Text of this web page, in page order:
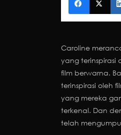
Caroline
yang
film berwarna.
terinspirasi oleh
yang mereka
terkenal. Dan
telah